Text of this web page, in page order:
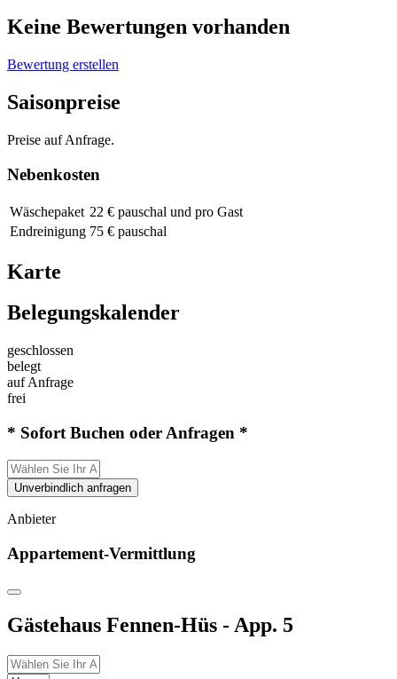
Keine Bewertungen vorhanden
Bewertung erstellen
Saisonpreise
Preise auf Anfrage.
Nebenkosten
Wäschepaket 22 € pauschal und pro Gast
Endreinigung 75 € pauschal
Karte
Belegungskalender
geschlossen
belegt
auf Anfrage
frei
* Sofort Buchen oder Anfragen *
Unverbindlich anfragen
Anbieter
Appartement-Vermittlung
Gästehaus Fennen-Hüs - App. 5